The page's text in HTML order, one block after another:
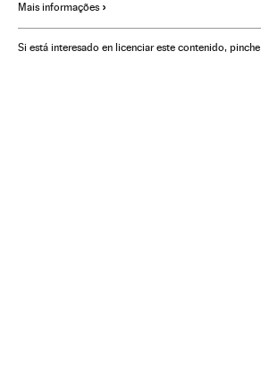
Partido de los Trabajadores
Eleições 2018
Mais informações
Si está interesado en licenciar este contenido, pinche